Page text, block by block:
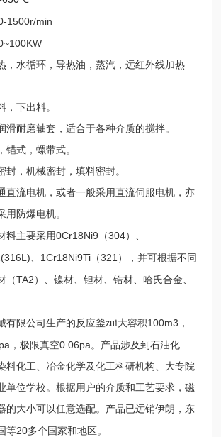
min
，水循环，导热油，蒸汽，远红外线加热
，下出料。
滑耐磨轴套，适合于各种介质的搅拌。
锚式，螺带式。
封，机械密封，填料密封。
直流电机，或者一般采用直流伺服电机，亦
用防爆电机。
料主要采用0Cr18Ni9 （304）、
1Cr18Ni9Ti （321 ），并可根据不同
（TA2 ）、镍材、钽材、锆材、哈氏合金、
有限公司生产的反应釜zui大容积100m3 ，
，极限真空0.06pa 。产品涉及到石油化
料化工、冶金化学及化工科研机构、大专院
单位学校。根据用户的介质和工艺要求，磁
的大小可以任意选配。产品已远销伊朗，东
等20多个国家和地区。